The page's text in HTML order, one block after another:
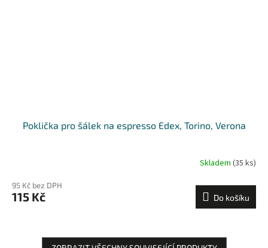
Poklička pro šálek na espresso Edex, Torino, Verona
Skladem (35 ks)
95 Kč bez DPH
115 Kč Do košíku